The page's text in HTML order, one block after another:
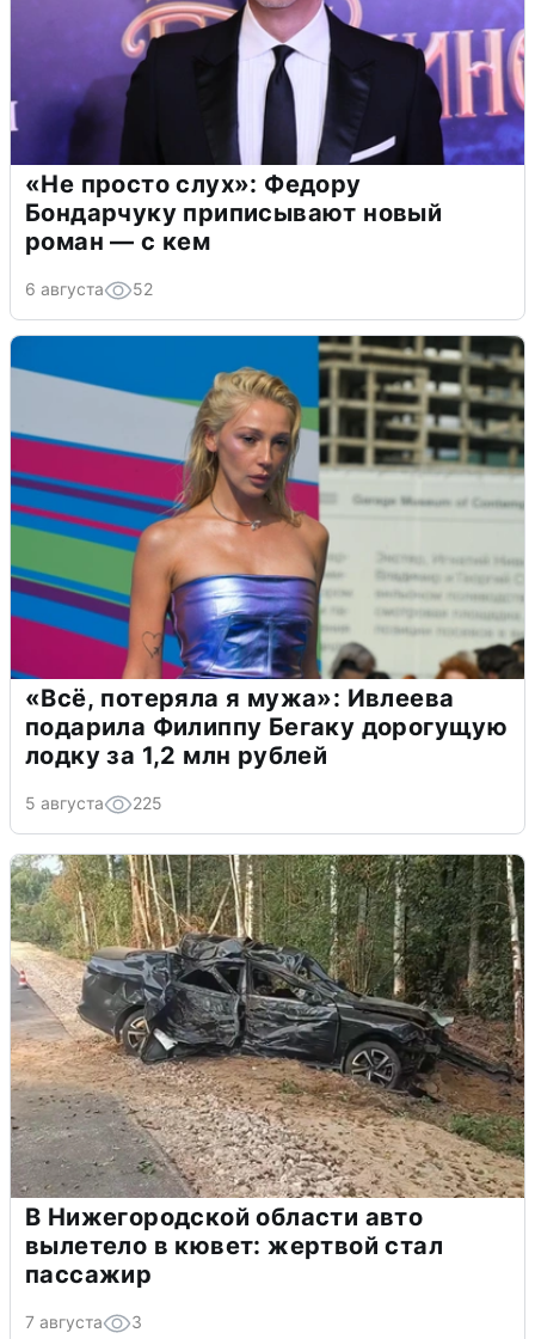
«Не просто слух»: Федору
Бондарчуку приписывают новый
роман — с кем
6 августа 52
«Всё, потеряла я мужа»: Ивлеева
подарила Филиппу Бегаку дорогущую
лодку за 1,2 млн рублей
5 августа 225
В Нижегородской области авто
вылетело в кювет: жертвой стал
пассажир
7 августа 3